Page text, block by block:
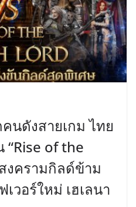
นดังสายเกม ไทย
of the
งครามกิลด์ข้าม
วอร์ใหม่ เฮเลนา